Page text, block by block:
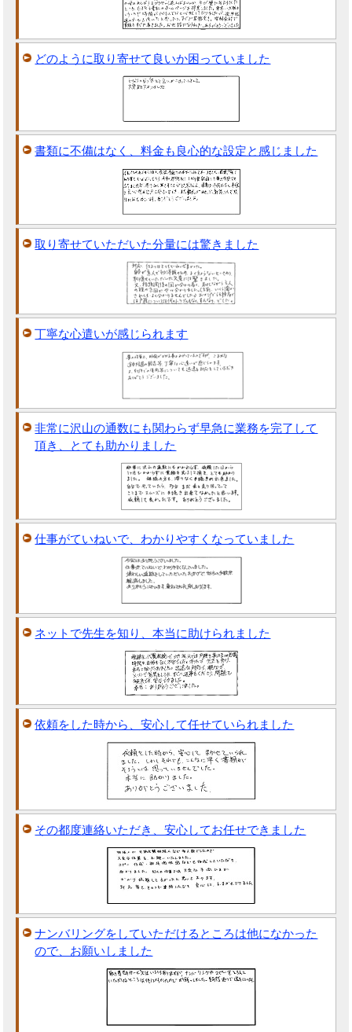
どのように取り寄せて良いか困っていました
書類に不備はなく、料金も良心的な設定と感じました
取り寄せていただいた分量には驚きました
丁寧な心遣いが感じられます
非常に沢山の通数にも関わらず早急に業務を完了して
頂き、とても助かりました
仕事がていねいで、わかりやすくなっていました
ネットで先生を知り、本当に助けられました
依頼をした時から、安心して任せていられました
その都度連絡いただき、安心してお任せできました
ナンバリングをしていただけるところは他になかった
ので、お願いしました